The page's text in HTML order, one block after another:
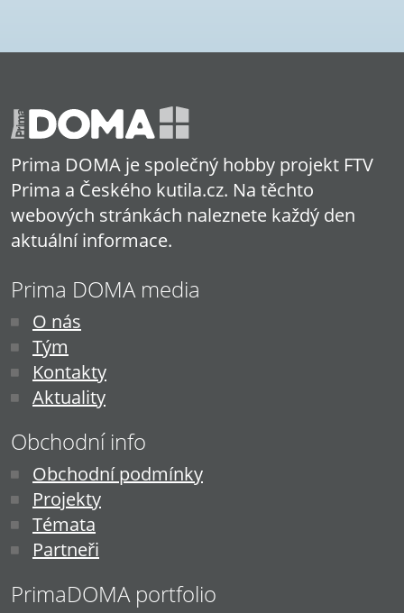
Prima DOMA je společný hobby projekt FTV
Prima a Českého kutila.cz. Na těchto
webových stránkách naleznete každý den
aktuální informace.
Prima DOMA media
O nás
Tým
Kontakty
Aktuality
Obchodní info
Obchodní podmínky
Projekty
Témata
Partneři
PrimaDOMA portfolio